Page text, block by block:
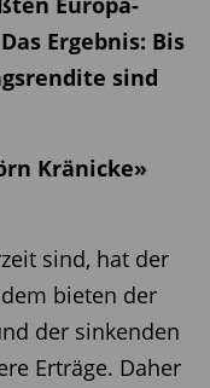
Ergebnis: Bis
sind
Kränicke»
sind, hat der
bieten der
der sinkenden
Erträge. Daher